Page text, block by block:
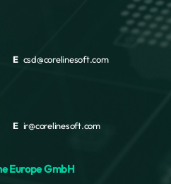
E csd@corelinesoft.com
E ir@corelinesoft.com
Europe GmbH